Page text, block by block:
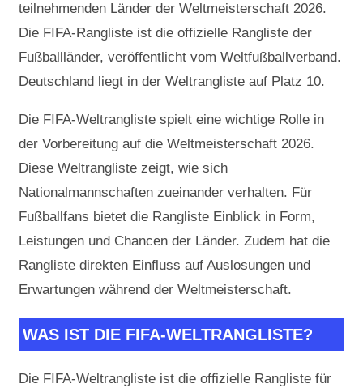
teilnehmenden Länder der Weltmeisterschaft 2026.
Die FIFA-Rangliste ist die offizielle Rangliste der
Fußballländer, veröffentlicht vom Weltfußballverband.
Deutschland liegt in der Weltrangliste auf Platz 10.
Die FIFA-Weltrangliste spielt eine wichtige Rolle in
der Vorbereitung auf die Weltmeisterschaft 2026.
Diese Weltrangliste zeigt, wie sich
Nationalmannschaften zueinander verhalten. Für
Fußballfans bietet die Rangliste Einblick in Form,
Leistungen und Chancen der Länder. Zudem hat die
Rangliste direkten Einfluss auf Auslosungen und
Erwartungen während der Weltmeisterschaft.
WAS IST DIE FIFA-WELTRANGLISTE?
Die FIFA-Weltrangliste ist die offizielle Rangliste für